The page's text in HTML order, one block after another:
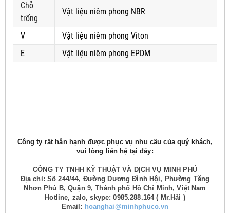
Chỗ
trống
Vật liệu niêm phong NBR
V
Vật liệu niêm phong Viton
E
Vật liệu niêm phong EPDM
Công ty rất hân hạnh được phục vụ nhu cầu của quý khách,
vui lòng liên hệ tại đây:
CÔNG TY TNHH KỸ THUẬT VÀ DỊCH VỤ MINH PHÚ
Địa chỉ: Số 244/44, Đường Dương Đình Hội, Phường Tăng
Nhơn Phú B, Quận 9, Thành phố Hồ Chí Minh, Việt Nam
Hotline, zalo, skype: 0985.288.164 ( Mr.Hải )
Email: hoanghai@minhphuco.vn